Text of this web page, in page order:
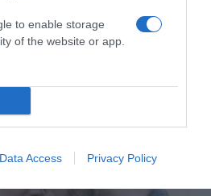
to enable storage
of the website or app.
Data Access Privacy Policy
Következő bejegyzés